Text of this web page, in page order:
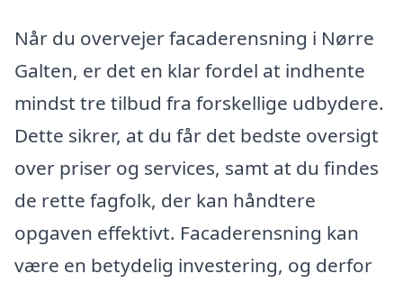
Når du overvejer facaderensning i Nørre
Galten, er det en klar fordel at indhente
mindst tre tilbud fra forskellige udbydere.
Dette sikrer, at du får det bedste oversigt
over priser og services, samt at du findes
de rette fagfolk, der kan håndtere
opgaven effektivt. Facaderensning kan
være en betydelig investering, og derfor